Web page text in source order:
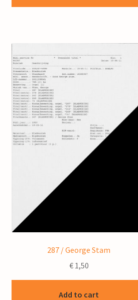
287 / George Stam
€1,50
Add to cart